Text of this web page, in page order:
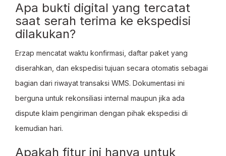
Apa bukti digital yang tercatat
saat serah terima ke ekspedisi
dilakukan?
Erzap mencatat waktu konfirmasi, daftar paket yang
diserahkan, dan ekspedisi tujuan secara otomatis sebagai
bagian dari riwayat transaksi WMS. Dokumentasi ini
berguna untuk rekonsiliasi internal maupun jika ada
dispute klaim pengiriman dengan pihak ekspedisi di
kemudian hari.
Apakah fitur ini hanya untuk